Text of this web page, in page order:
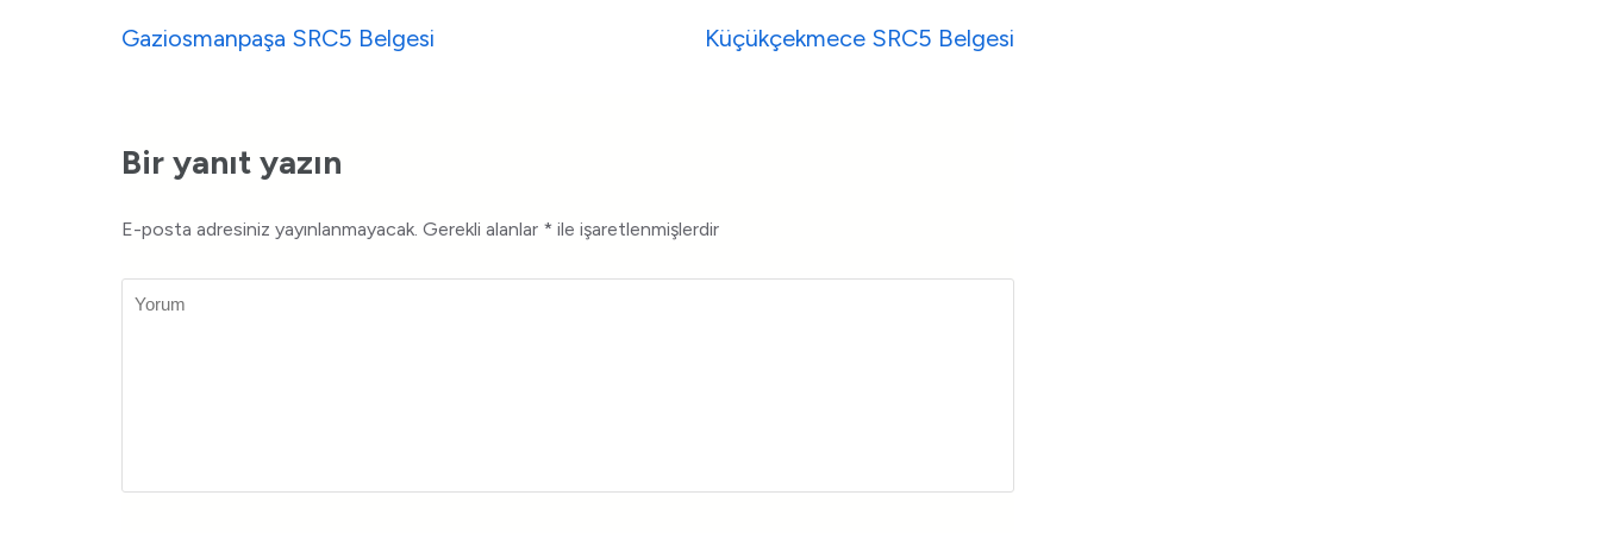
Gaziosmanpaşa SRC5 Belgesi Küçükçekmece SRC5 Belgesi
Bir yanıt yazın
E-posta adresiniz yayınlanmayacak. Gerekli alanlar * ile işaretlenmişlerdir